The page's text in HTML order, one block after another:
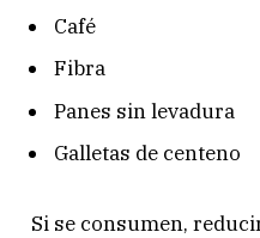
Café
Fibra
Panes sin levadura
Galletas de centeno
Si se consumen,